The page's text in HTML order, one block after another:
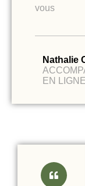
vous
Nathalie
EN LIGNE